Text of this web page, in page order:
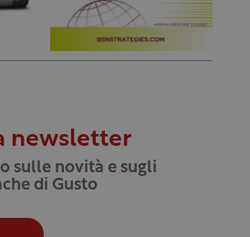
newsletter
sulle novità e sugli
di Gusto